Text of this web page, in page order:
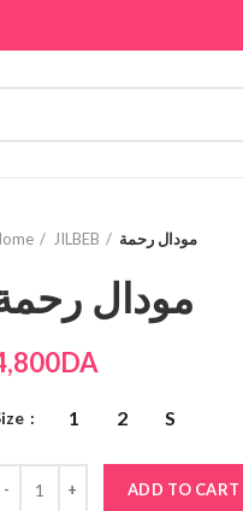
JILBEB مودال رحمة
مودال
DA
1 2 S
ADD TO CART